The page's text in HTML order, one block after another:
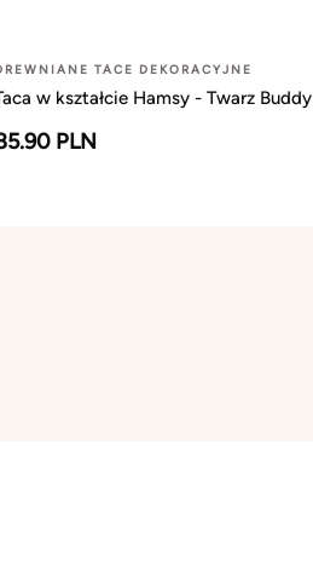
TACE DEKORACYJNE
w kształcie Hamsy - Twarz Buddy
PLN